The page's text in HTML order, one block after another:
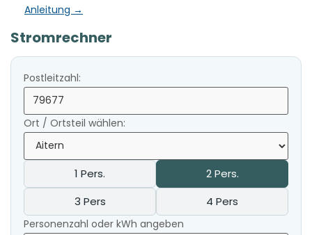
Anleitung →
Stromrechner
Postleitzahl:
Ort / Ortsteil wählen:
1 Pers.
2 Pers.
3 Pers
4 Pers
Personenzahl oder kWh angeben